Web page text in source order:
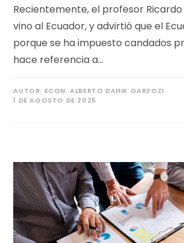
Recientemente, el profesor
vino al Ecuador, y advirtió que el
porque se ha impuesto candados
hace referencia a…
AUTOR: ECON. ALBERTO DAHIK GARZOZI
1 DE AGOSTO DE 2025